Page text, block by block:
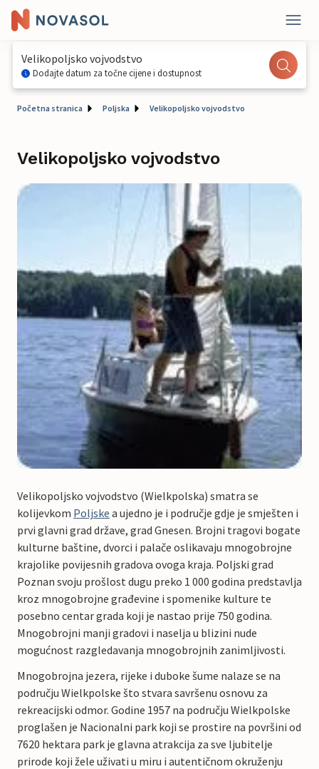
Velikopoljsko vojvodstvo
Dodajte datum za točne cijene i dostupnost
Početna stranica Poljska Velikopoljsko vojvodstvo
Velikopoljsko vojvodstvo
Velikopoljsko vojvodstvo (Wielkpolska) smatra se
kolijevkom Poljske a ujedno je i područje gdje je smješten i
prvi glavni grad države, grad Gnesen. Brojni tragovi bogate
kulturne baštine, dvorci i palače oslikavaju mnogobrojne
krajolike povijesnih gradova ovoga kraja. Poljski grad
Poznan svoju prošlost dugu preko 1 000 godina predstavlja
kroz mnogobrojne građevine i spomenike kulture te
posebno centar grada koji je nastao prije 750 godina.
Mnogobrojni manji gradovi i naselja u blizini nude
mogućnost razgledavanja mnogobrojnih zanimljivosti.
Mnogobrojna jezera, rijeke i duboke šume nalaze se na
području Wielkpolske što stvara savršenu osnovu za
rekreacijski odmor. Godine 1957 na području Wielkpolske
proglašen je Nacionalni park koji se prostire na površini od
7620 hektara park je glavna atrakcija za sve ljubitelje
prirode koji žele uživati u miru i autentičnom okruženju